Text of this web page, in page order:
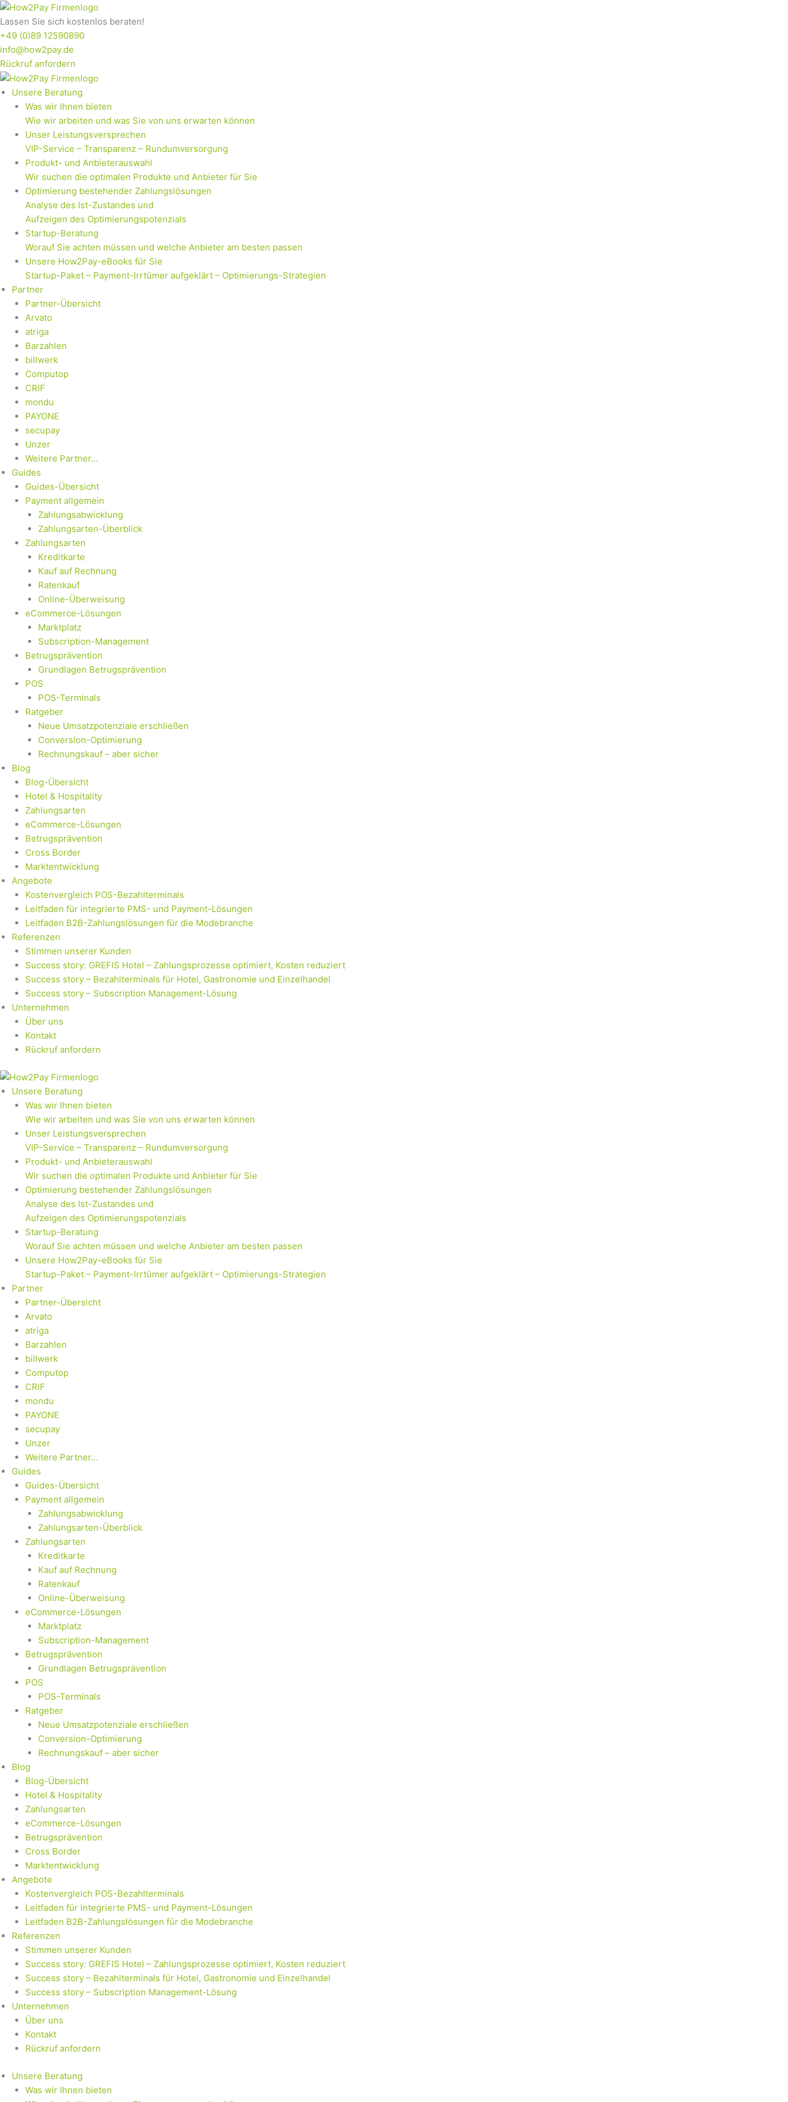
Zum
Inhalt
springen
Lassen Sie sich kostenlos beraten!
+49 (0)89 12590890
info@how2pay.de
Rückruf anfordern
Unsere Beratung
Was wir Ihnen bieten
Wie wir arbeiten und was Sie von uns erwarten können
Unser Leistungsversprechen
VIP-Service – Transparenz – Rundumversorgung
Produkt- und Anbieterauswahl
Wir suchen die optimalen Produkte und Anbieter für Sie
Optimierung bestehender Zahlungslösungen
Analyse des Ist-Zustandes und
Aufzeigen des Optimierungspotenzials
Startup-Beratung
Worauf Sie achten müssen und welche Anbieter am besten passen
Unsere How2Pay-eBooks für Sie
Startup-Paket – Payment-Irrtümer aufgeklärt – Optimierungs-Strategien
Partner
Partner-Übersicht
Arvato
atriga
Barzahlen
billwerk
Computop
CRIF
mondu
PAYONE
secupay
Unzer
Weitere Partner…
Guides
Guides-Übersicht
Payment allgemein
Zahlungsabwicklung
Zahlungsarten-Überblick
Zahlungsarten
Kreditkarte
Kauf auf Rechnung
Ratenkauf
Online-Überweisung
eCommerce-Lösungen
Marktplatz
Subscription-Management
Betrugsprävention
Grundlagen Betrugsprävention
POS
POS-Terminals
Ratgeber
Neue Umsatzpotenziale erschließen
Conversion-Optimierung
Rechnungskauf – aber sicher
Blog
Blog-Übersicht
Hotel & Hospitality
Zahlungsarten
eCommerce-Lösungen
Betrugsprävention
Cross Border
Marktentwicklung
Angebote
Kostenvergleich POS-Bezahlterminals
Leitfaden für integrierte PMS- und Payment-Lösungen
Leitfaden B2B-Zahlungslösungen für die Modebranche
Referenzen
Stimmen unserer Kunden
Success story: GREFIS Hotel – Zahlungsprozesse optimiert, Kosten reduziert
Success story – Bezahlterminals für Hotel, Gastronomie und Einzelhandel
Success story – Subscription Management-Lösung
Unternehmen
Über uns
Kontakt
Rückruf anfordern
Unsere Beratung
Was wir Ihnen bieten
Wie wir arbeiten und was Sie von uns erwarten können
Unser Leistungsversprechen
VIP-Service – Transparenz – Rundumversorgung
Produkt- und Anbieterauswahl
Wir suchen die optimalen Produkte und Anbieter für Sie
Optimierung bestehender Zahlungslösungen
Analyse des Ist-Zustandes und
Aufzeigen des Optimierungspotenzials
Startup-Beratung
Worauf Sie achten müssen und welche Anbieter am besten passen
Unsere How2Pay-eBooks für Sie
Startup-Paket – Payment-Irrtümer aufgeklärt – Optimierungs-Strategien
Partner
Partner-Übersicht
Arvato
atriga
Barzahlen
billwerk
Computop
CRIF
mondu
PAYONE
secupay
Unzer
Weitere Partner…
Guides
Guides-Übersicht
Payment allgemein
Zahlungsabwicklung
Zahlungsarten-Überblick
Zahlungsarten
Kreditkarte
Kauf auf Rechnung
Ratenkauf
Online-Überweisung
eCommerce-Lösungen
Marktplatz
Subscription-Management
Betrugsprävention
Grundlagen Betrugsprävention
POS
POS-Terminals
Ratgeber
Neue Umsatzpotenziale erschließen
Conversion-Optimierung
Rechnungskauf – aber sicher
Blog
Blog-Übersicht
Hotel & Hospitality
Zahlungsarten
eCommerce-Lösungen
Betrugsprävention
Cross Border
Marktentwicklung
Angebote
Kostenvergleich POS-Bezahlterminals
Leitfaden für integrierte PMS- und Payment-Lösungen
Leitfaden B2B-Zahlungslösungen für die Modebranche
Referenzen
Stimmen unserer Kunden
Success story: GREFIS Hotel – Zahlungsprozesse optimiert, Kosten reduziert
Success story – Bezahlterminals für Hotel, Gastronomie und Einzelhandel
Success story – Subscription Management-Lösung
Unternehmen
Über uns
Kontakt
Rückruf anfordern
Unsere Beratung
Was wir Ihnen bieten